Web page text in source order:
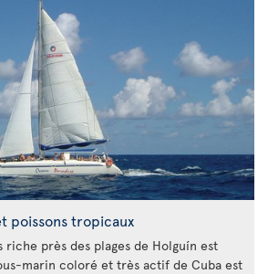
poissons tropicaux
riche près des plages de Holguín est
marin coloré et très actif de Cuba est